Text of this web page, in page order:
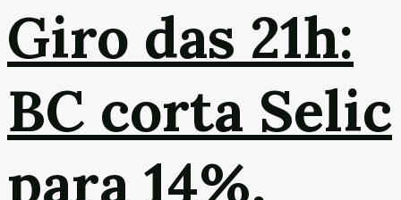
Giro das 21h:
BC corta Selic
para 14%,